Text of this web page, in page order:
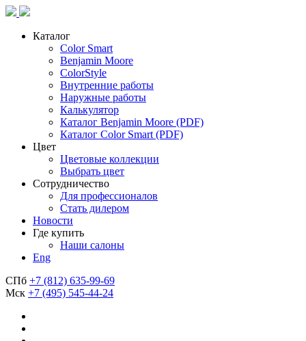
Каталог
Color Smart
Benjamin Moore
ColorStyle
Внутренние работы
Наружные работы
Калькулятор
Каталог Benjamin Moore (PDF)
Каталог Color Smart (PDF)
Цвет
Цветовые коллекции
Выбрать цвет
Сотрудничество
Для профессионалов
Стать дилером
Новости
Где купить
Наши салоны
Eng
СПб +7 (812) 635-99-69
Мск +7 (495) 545-44-24